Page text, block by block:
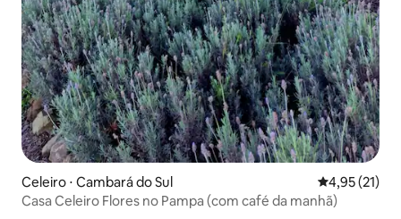
Celeiro ⋅ Cambará do Sul 4,95 de uma
4,95 (21)
Casa Celeiro Flores no Pampa (com café da manhã)